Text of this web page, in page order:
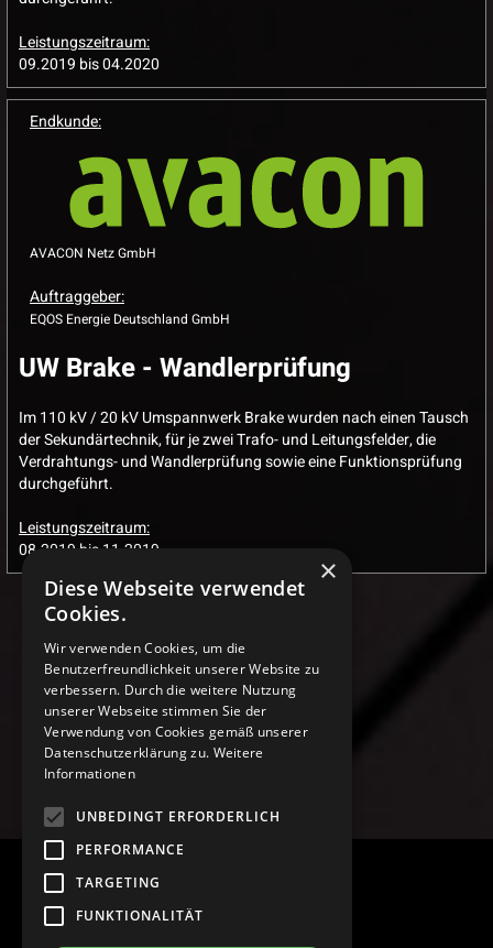
Leistungszeitraum:
09.2019 bis 04.2020
Endkunde:
AVACON Netz GmbH
Auftraggeber:
EQOS Energie Deutschland GmbH
UW Brake - Wandlerprüfung
Im 110 kV / 20 kV Umspannwerk Brake wurden nach einen Tausch
der Sekundärtechnik, für je zwei Trafo- und Leitungsfelder, die
Verdrahtungs- und Wandlerprüfung sowie eine Funktionsprüfung
durchgeführt.
Leistungszeitraum:
08.2019 bis 11.2019
×
Diese Webseite verwendet
Cookies.
Wir verwenden Cookies, um die
Benutzerfreundlichkeit unserer Website zu
verbessern. Durch die weitere Nutzung
unserer Webseite stimmen Sie der
Verwendung von Cookies gemäß unserer
Datenschutzerklärung zu. Weitere
Informationen
UNBEDINGT ERFORDERLICH
PERFORMANCE
TARGETING
FUNKTIONALITÄT